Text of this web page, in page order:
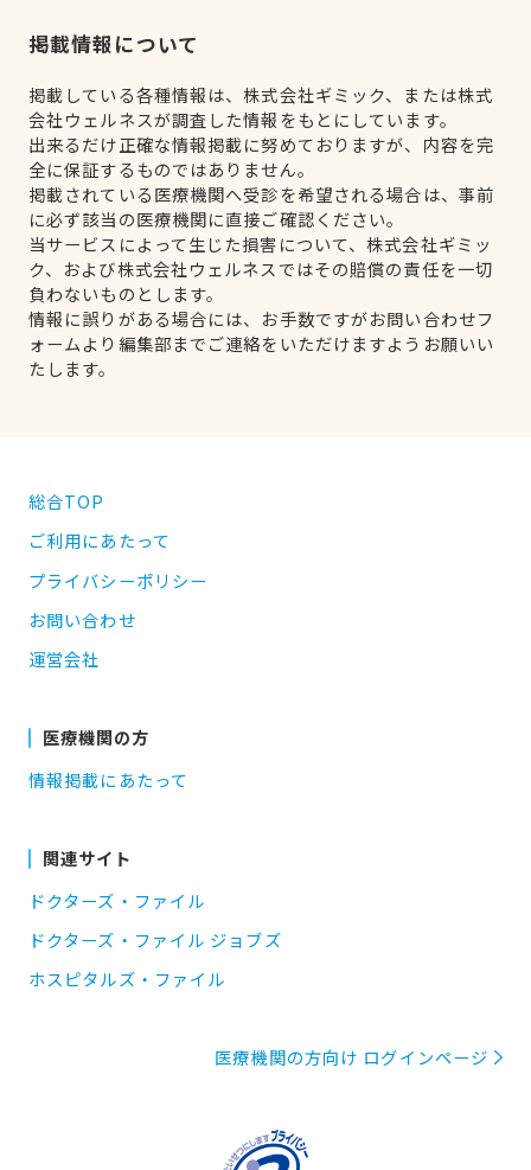
掲載情報について
掲載している各種情報は、株式会社ギミック、または株式
会社ウェルネスが調査した情報をもとにしています。
出来るだけ正確な情報掲載に努めておりますが、内容を完
全に保証するものではありません。
掲載されている医療機関へ受診を希望される場合は、事前
に必ず該当の医療機関に直接ご確認ください。
当サービスによって生じた損害について、株式会社ギミッ
ク、および株式会社ウェルネスではその賠償の責任を一切
負わないものとします。
情報に誤りがある場合には、お手数ですがお問い合わせフ
ォームより編集部までご連絡をいただけますようお願いい
たします。
総合TOP
ご利用にあたって
プライバシーポリシー
お問い合わせ
運営会社
医療機関の方
情報掲載にあたって
関連サイト
ドクターズ・ファイル
ドクターズ・ファイル ジョブズ
ホスピタルズ・ファイル
医療機関の方向け ログインページ